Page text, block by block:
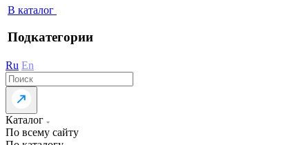
В каталог
Подкатегории
Ru En
Каталог
По всему сайту